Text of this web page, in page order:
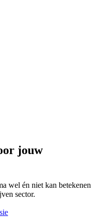
jouw
wel én niet kan betekenen
sector.